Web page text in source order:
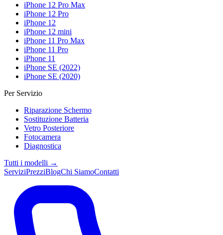
iPhone 12 Pro Max
iPhone 12 Pro
iPhone 12
iPhone 12 mini
iPhone 11 Pro Max
iPhone 11 Pro
iPhone 11
iPhone SE (2022)
iPhone SE (2020)
Per Servizio
Riparazione Schermo
Sostituzione Batteria
Vetro Posteriore
Fotocamera
Diagnostica
Tutti i modelli →
ServiziPrezziBlogChi SiamoContatti